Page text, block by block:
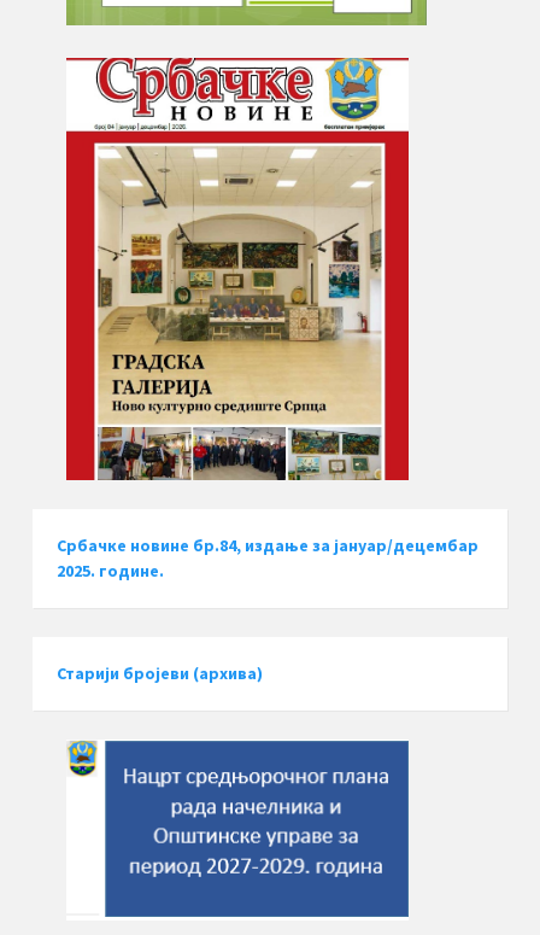
Србачке новине бр.84, издање за јануар/децембар
2025. године.
Старији бројеви (архива)